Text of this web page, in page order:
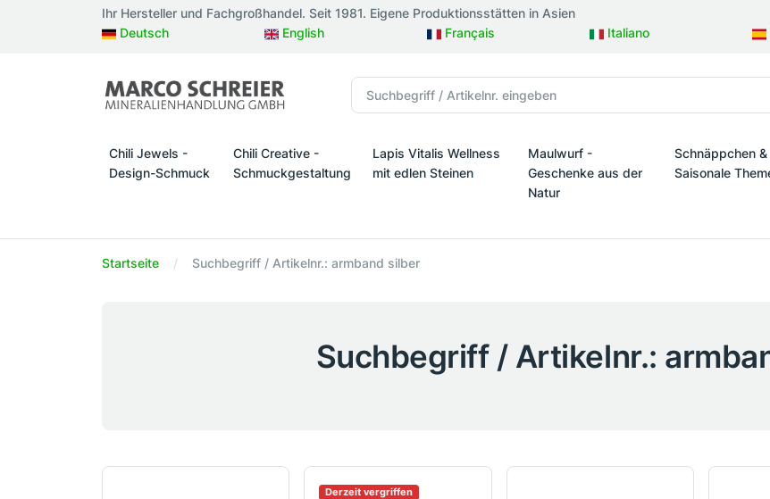
Ihr Hersteller und Fachgroßhandel. Seit 1981. Eigene Produktionsstätten in Asien
Deutsch
English Français Italiano
Chili Jewels -
Design-Schmuck
Chili Creative -
Schmuckgestaltung
Lapis Vitalis Wellness
mit edlen Steinen
Maulwurf -
Geschenke aus der
Natur
Schnäppchen &
Saisonale
Startseite Suchbegriff / Artikelnr.: armband silber
Suchbegriff / Artikelnr.:
Derzeit vergriffen